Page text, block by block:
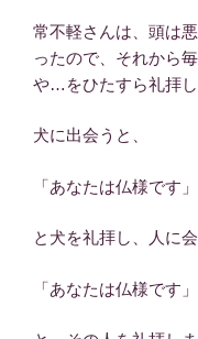
常不軽さんは、頭は
ったので、それから
や…をひたすら礼拝し
犬に出会うと、
「あなたは仏様です」
と犬を礼拝し、人に会
「あなたは仏様です」